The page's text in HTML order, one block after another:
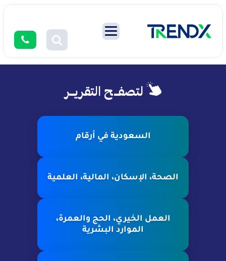
لتصفــح التقريــر
السعودية في أرقام
الصحة، الإسكان، المالية، العلمية
العمل الخيري، الحج والعمرة،
الموارد البشرية